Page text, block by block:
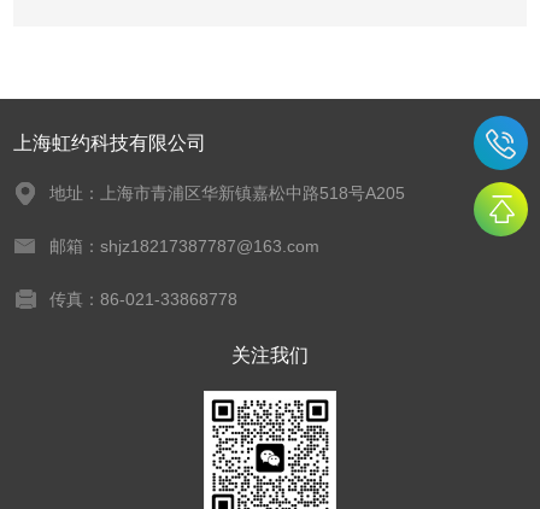
上海虹约科技有限公司
地址：上海市青浦区华新镇嘉松中路518号A205
邮箱：shjz18217387787@163.com
传真：86-021-33868778
关注我们